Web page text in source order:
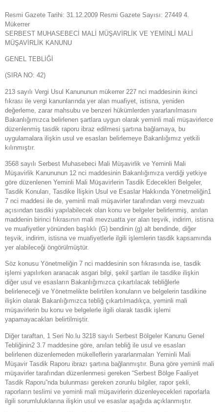
Resmi Gazete Tarihi: 31.12.2009 Resmi Gazete Sayısı: 27449 4.
Mükerrer
SERBEST MUHASEBECİ MALİ MÜŞAVİRLİK VE YEMİNLİ MALİ
MÜŞAVİRLİK KANUNU
GENEL TEBLİĞİ
(SIRA NO: 42)
213 sayılı Vergi Usul Kanununun mükerrer 227 nci maddesinin ikinci
fıkrası ile vergi kanunlarında yer alan muafiyet, istisna, yeniden
değerleme, zarar mahsubu ve benzeri hükümlerden yararlanılmasını
Bakanlığımızca belirlenen şartlara uygun olarak yeminli mali müşavirlerce
düzenlenmiş tasdik raporu ibraz edilmesi şartına bağlamaya, bu
uygulamalara ilişkin usul ve esasları belirlemeye Bakanlığımız yetkili
kılınmıştır.
3568 sayılı Serbest Muhasebeci Mali Müşavirlik ve Yeminli Mali
Müşavirlik Kanununun 12 nci maddesinin Bakanlığımıza verdiği yetkiye
göre düzenlenen Yeminli Mali Müşavirlerin Tasdik Edecekleri Belgeler,
Tasdik Konuları, Tasdike İlişkin Usul ve Esaslar Hakkında Yönetmeliğin1
7 nci maddesi ile de, yeminli mali müşavirler tarafından vergi mevzuatı
açısından tasdiki yapılabilecek olan konu ve belgeler belirlenmiş, anılan
maddenin birinci fıkrasının mali mevzuatta yer alan teşvik, indirim, istisna
ve muafiyetler yönünden başlıklı (G) bendinin (g) alt bendinde, diğer
teşvik, indirim, istisna ve muafiyetlerle ilgili işlemlerin tasdik kapsamında
yer alabileceği öngörülmüştür.
Söz konusu Yönetmeliğin 7 nci maddesinin son fıkrasında ise, tasdik
işlemi yapılırken aranacak asgari bilgi, şekil şartları ile tasdike ilişkin
diğer usul ve esasların Bakanlığımızca çıkartılacak tebliğlerle
belirleneceği ve Yönetmelikte belirtilen konuların ve belgelerin tasdikine
ilişkin olarak Bakanlığımızca tebliğ çıkartılmadıkça, yeminli mali
müşavirlerin bu konu ve belgelerle ilgili olarak tasdik işlemi
yapamayacakları belirtilmiştir.
Diğer taraftan, 1 Seri No.lu 3218 sayılı Serbest Bölgeler Kanunu Genel
Tebliğinin2 3.7 maddesine göre, anılan tebliğ ile usul ve esasları
belirlenen düzenlemeden mükelleflerin yararlanmaları Yeminli Mali
Müşavir Tasdik Raporu ibrazı şartına bağlanmıştır. Buna göre yeminli mali
müşavirler tarafından düzenlenmesi gereken “Serbest Bölge Faaliyet
Tasdik Raporu”nda bulunması gereken zorunlu bilgiler, rapor şekli,
raporların teslimi ve yeminli mali müşavirlerin düzenleyecekleri raporlarla
ilgili sorumluluklarına ilişkin usul ve esaslar aşağıda açıklanmıştır.